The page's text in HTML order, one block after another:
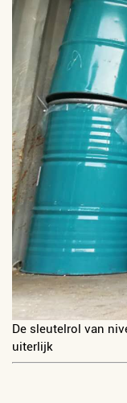
De sleutelrol van
uiterlijk